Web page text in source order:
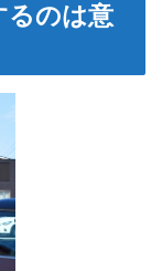
るのは意